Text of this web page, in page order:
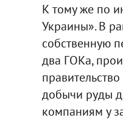
К тому же по
Украины». В
собственную
два ГОКа,
добычи руды
компаниям у